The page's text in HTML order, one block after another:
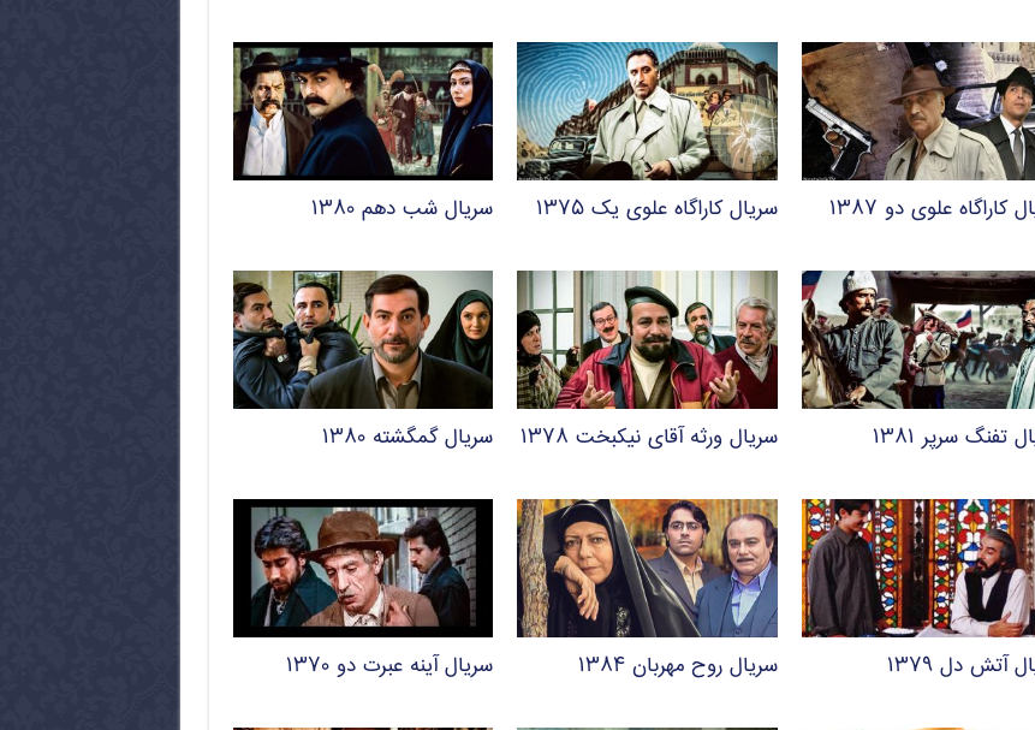
کاراگاه علوی دو ۱۳۸۷ سریال کاراگاه علوی یک ۱۳۷۵ سریال شب دهم ۱۳۸۰
تفنگ سرپر ۱۳۸۱ سریال ورثه آقای نیکبخت ۱۳۷۸ سریال گمگشته ۱۳۸۰
آتش دل ۱۳۷۹ سریال روح مهربان ۱۳۸۴ سریال آینه عبرت دو ۱۳۷۰